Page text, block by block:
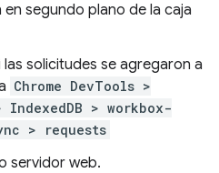
segundo plano de la caja
las solicitudes se agregaron a
Chrome DevTools >
> workbox-
> requests
servidor web.